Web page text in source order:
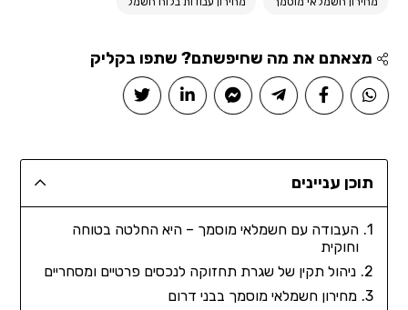
מצאתם את מה שחיפשתם? שתפו בקליק
תוכן עניינים
העבודה עם חשמלאי מוסמך – היא החלטה בטוחה
וחוקית
ניהול תקין של שגרת תחזוקה לנכסים פרטיים ומסחריים
מחירון חשמלאי מוסמך בבני דרום